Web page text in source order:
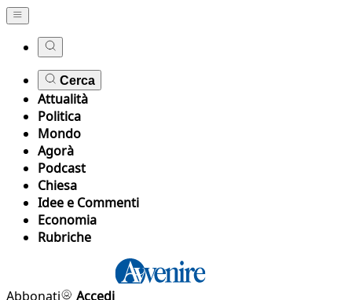
Cerca
Attualità
Politica
Mondo
Agorà
Podcast
Chiesa
Idee e Commenti
Economia
Rubriche
Abbonati
Accedi